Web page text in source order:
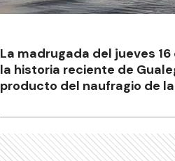
La madrugada del jueves
la historia reciente de
producto del naufragio de